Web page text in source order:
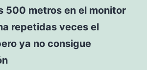
500 metros en el monitor
repetidas veces el
ya no consigue